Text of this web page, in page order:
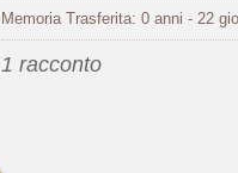
Memoria Trasferita: 0 anni - 22
1 racconto